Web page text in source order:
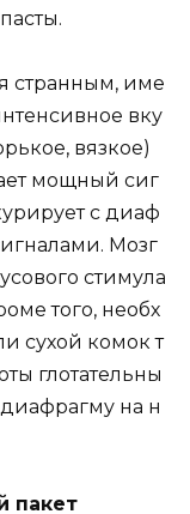
странным, име
вку
вязкое)
мощный сиг
с диаф
Мозг
стимула
того, необх
сухой комок т
глотательны
на н
пакет